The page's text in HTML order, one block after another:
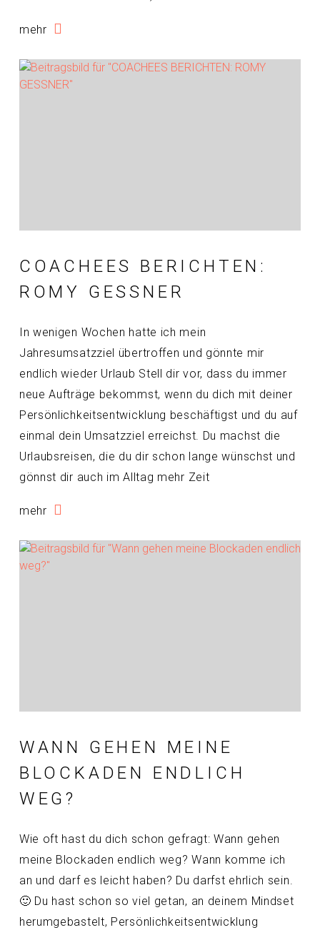
mehr
COACHEES BERICHTEN:
ROMY GESSNER
In wenigen Wochen hatte ich mein
Jahresumsatzziel übertroffen und gönnte mir
endlich wieder Urlaub Stell dir vor, dass du immer
neue Aufträge bekommst, wenn du dich mit deiner
Persönlichkeitsentwicklung beschäftigst und du auf
einmal dein Umsatzziel erreichst. Du machst die
Urlaubsreisen, die du dir schon lange wünschst und
gönnst dir auch im Alltag mehr Zeit
mehr
WANN GEHEN MEINE
BLOCKADEN ENDLICH
WEG?
Wie oft hast du dich schon gefragt: Wann gehen
meine Blockaden endlich weg? Wann komme ich
an und darf es leicht haben? Du darfst ehrlich sein.
🙂 Du hast schon so viel getan, an deinem Mindset
herumgebastelt, Persönlichkeitsentwicklung